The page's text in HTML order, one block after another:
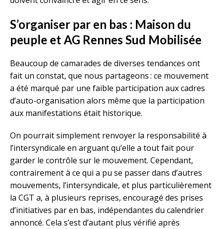
S’organiser par en bas : Maison du
peuple et AG Rennes Sud Mobilisée
Beaucoup de camarades de diverses tendances ont
fait un constat, que nous partageons : ce mouvement
a été marqué par une faible participation aux cadres
d’auto-organisation alors même que la participation
aux manifestations était historique.
On pourrait simplement renvoyer la responsabilité à
l’intersyndicale en arguant qu’elle a tout fait pour
garder le contrôle sur le mouvement. Cependant,
contrairement à ce qui a pu se passer dans d’autres
mouvements, l’intersyndicale, et plus particulièrement
la CGT a, à plusieurs reprises, encouragé des prises
d’initiatives par en bas, indépendantes du calendrier
annoncé. Cela s’est d’autant plus vérifié après